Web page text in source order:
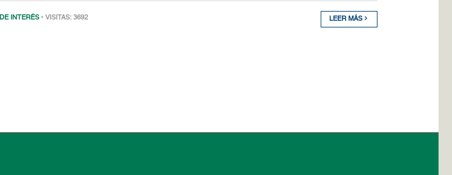
DE INTERÉS • VISITAS: 3692 LEER MÁS